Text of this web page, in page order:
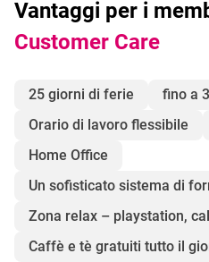
Vantaggi per i
Customer Care
25 giorni di ferie
fino a
Orario di lavoro flessibile
Home Office
Un sofisticato sistema di
Zona relax – playstation,
Caffè e tè gratuiti tutto il